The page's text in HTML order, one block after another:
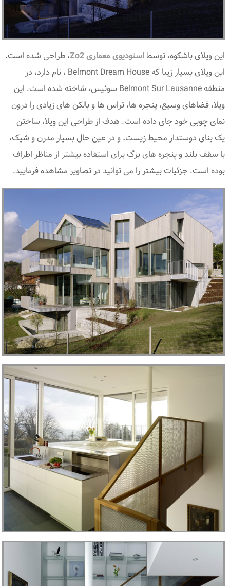
این ویلای باشکوه، توسطاستودیوی معماری Zo2
، طراحی شده است.
این ویلای بسیار زیبا که Belmont Dream House ، نام دارد، در
منطقه Belmont Sur Lausanne سوئیس، شاخته شده است. این
ویلا، فضاهای وسیع، پنجره ها، تراس ها و بالکن های زیادی را درون
نمای چوبی خود جای داده است. هدف از طراحی این ویلا، ساختن
یک بنای دوستدار محیط زیست، و در عین حال بسیار مدرن و شیک،
با سقف بلند و پنجره های بزگ برای استفاده بیشتر از مناظر اطراف
بوده است. جزئیات بیشتر را می توانید در تصاویر مشاهده فرمایید.